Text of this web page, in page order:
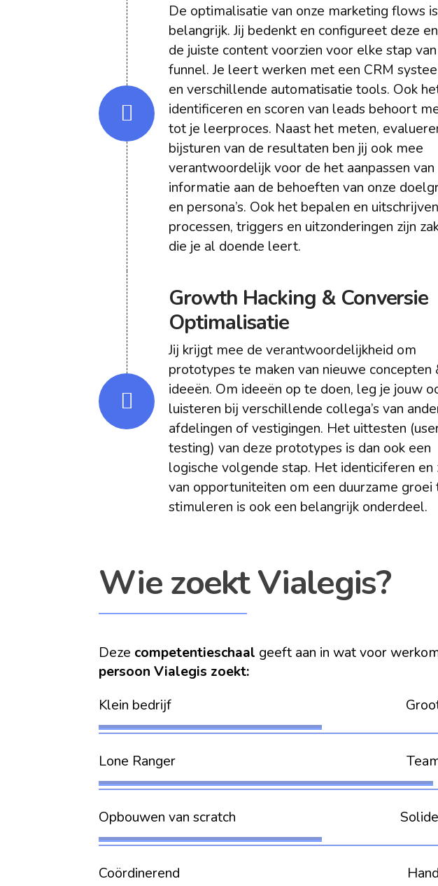
De optimalisatie van onze marketing flows is
belangrijk. Jij bedenkt en configureet deze
de juiste content voorzien voor elke stap
funnel. Je leert werken met een CRM
en verschillende automatisatie tools. Ook
identificeren en scoren van leads behoort
tot je leerproces. Naast het meten,
bijsturen van de resultaten ben jij ook mee
verantwoordelijk voor de het aanpassen van
informatie aan de behoeften van onze
en persona’s. Ook het bepalen en
processen, triggers en uitzonderingen zijn
die je al doende leert.
Growth Hacking & Conversie
Optimalisatie
Jij krijgt mee de verantwoordelijkheid om
prototypes te maken van nieuwe concepten
ideeën. Om ideeën op te doen, leg je jouw
luisteren bij verschillende collega’s van
afdelingen of vestigingen. Het uittesten
testing) van deze prototypes is dan ook een
logische volgende stap. Het identiciferen en
van opportuniteiten om een duurzame groei
stimuleren is ook een belangrijk onderdeel.
Wie zoekt Vialegis?
Deze competentieschaal geeft aan in wat voor
persoon Vialegis zoekt:
Klein bedrijf Groot
Lone Ranger Team
Opbouwen van scratch Solide
Coördinerend Hands-